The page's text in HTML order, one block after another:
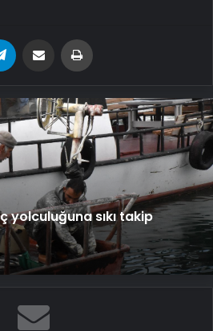
Email'den paylaş
yolculuğuna sıkı takip